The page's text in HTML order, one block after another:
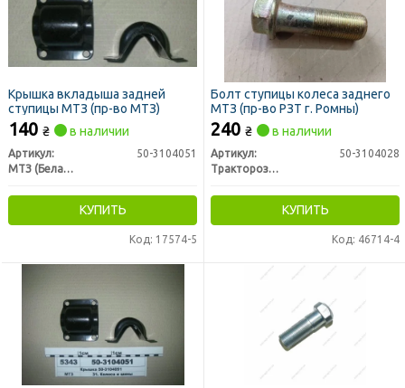
Крышка вкладыша задней
ступицы МТЗ (пр-во МТЗ)
140 ₴ в наличии
Артикул:
50-3104051
МТЗ (Беларусь)
КУПИТЬ
Код: 17574-5
Болт ступицы колеса заднего
МТЗ (пр-во РЗТ г. Ромны)
240 ₴ в наличии
Артикул:
50-3104028
Тракторозапчасть г. Ромны
КУПИТЬ
Код: 46714-4